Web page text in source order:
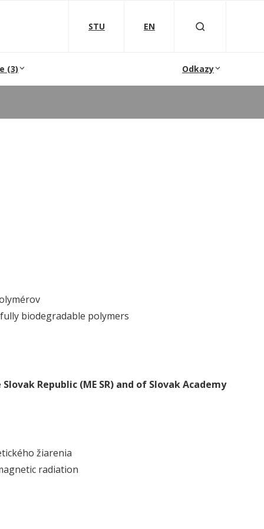
STU EN
(3) Odkazy
biodegradable polymers
Republic (ME SR) and of Slovak Academy
žiarenia
radiation